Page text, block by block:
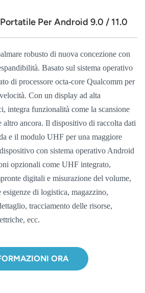
Tiếng Việt
norsk
magyar
Per Android 9.0 / 11.0
robusto di nuova concezione con
Basato sul sistema operativo
di processore octa-core Qualcomm per
Con un display ad alta
integra funzionalità come la scansione
ancora. Il dispositivo di raccolta dati
e il modulo UHF per una maggiore
con sistema operativo Android
opzionali come UHF integrato,
digitali e misurazione del volume,
di logistica, magazzino,
tracciamento delle risorse,
ecc.
ORA